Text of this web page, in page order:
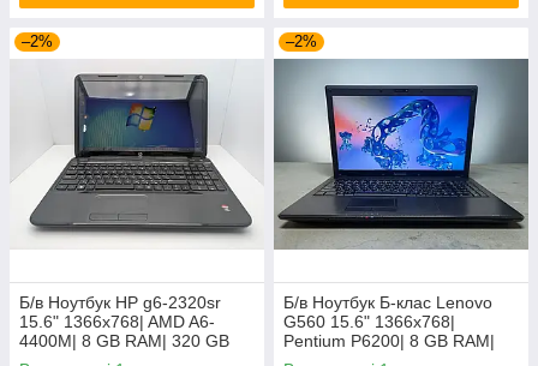
–2%
Б/в Ноутбук HP g6-2320sr
15.6" 1366x768| AMD A6-
4400M| 8 GB RAM| 320 GB
HDD| Radeon HD 7520G
–2%
Б/в Ноутбук Б-клас Lenovo
G560 15.6" 1366x768|
Pentium P6200| 8 GB RAM|
120 GB SSD| HD